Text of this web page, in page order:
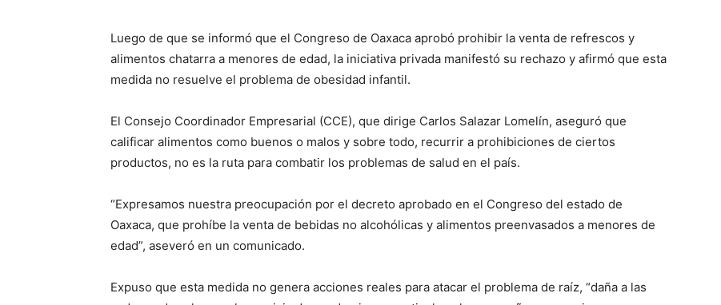
Luego de que se informó que el Congreso de Oaxaca aprobó prohibir la venta de refrescos y
alimentos chatarra a menores de edad, la iniciativa privada manifestó su rechazo y afirmó que esta
medida no resuelve el problema de obesidad infantil.
El Consejo Coordinador Empresarial (CCE), que dirige Carlos Salazar Lomelín, aseguró que
calificar alimentos como buenos o malos y sobre todo, recurrir a prohibiciones de ciertos
productos, no es la ruta para combatir los problemas de salud en el país.
“Expresamos nuestra preocupación por el decreto aprobado en el Congreso del estado de
Oaxaca, que prohíbe la venta de bebidas no alcohólicas y alimentos preenvasados a menores de
edad”, aseveró en un comunicado.
Expuso que esta medida no genera acciones reales para atacar el problema de raíz, “daña a las